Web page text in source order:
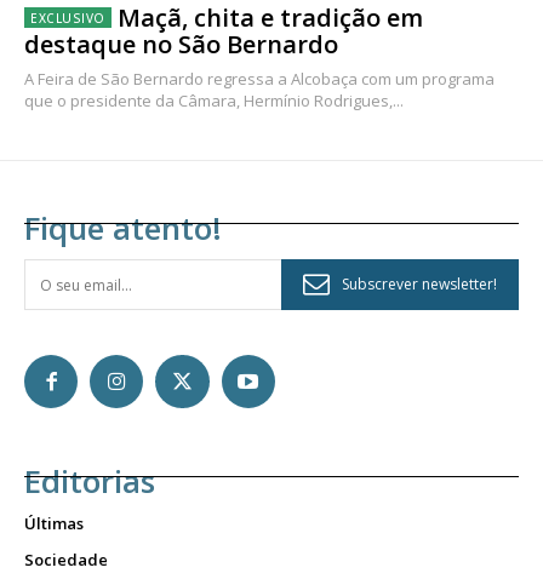
Maçã, chita e tradição em
destaque no São Bernardo
A Feira de São Bernardo regressa a Alcobaça com um programa
que o presidente da Câmara, Hermínio Rodrigues,...
Fique atento!
Subscrever newsletter!
Editorias
Últimas
Sociedade